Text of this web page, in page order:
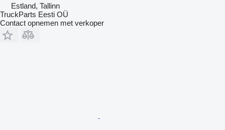
Estland, Tallinn
TruckParts Eesti OÜ
Contact opnemen met verkoper